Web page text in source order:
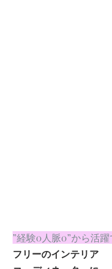
”経験0人脈0”から活
フリーのインテリア